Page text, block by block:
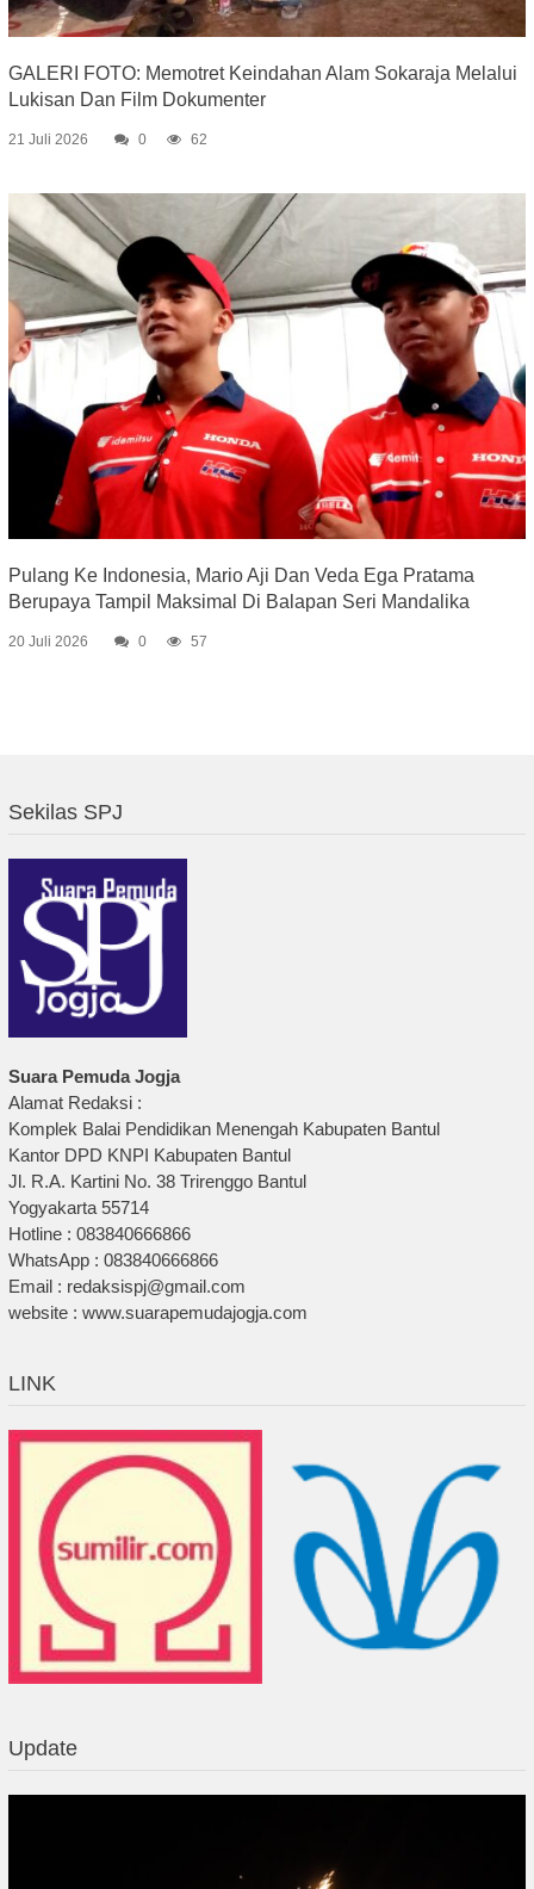
GALERI FOTO: Memotret Keindahan Alam Sokaraja Melalui
Lukisan Dan Film Dokumenter
21 Juli 2026 0 62
Pulang Ke Indonesia, Mario Aji Dan Veda Ega Pratama
Berupaya Tampil Maksimal Di Balapan Seri Mandalika
20 Juli 2026 0 57
Sekilas SPJ
Suara Pemuda Jogja
Alamat Redaksi :
Komplek Balai Pendidikan Menengah Kabupaten Bantul
Kantor DPD KNPI Kabupaten Bantul
Jl. R.A. Kartini No. 38 Trirenggo Bantul
Yogyakarta 55714
Hotline : 083840666866
WhatsApp : 083840666866
Email : redaksispj@gmail.com
website : www.suarapemudajogja.com
LINK
Update